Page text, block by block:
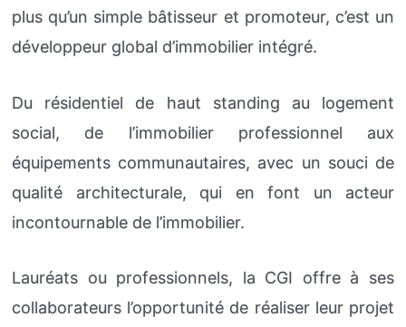
plus qu’un simple bâtisseur et promoteur, c’est un
développeur global d’immobilier intégré.
Du résidentiel de haut standing au logement
social, de l’immobilier professionnel aux
équipements communautaires, avec un souci de
qualité architecturale, qui en font un acteur
incontournable de l’immobilier.
Lauréats ou professionnels, la CGI offre à ses
collaborateurs l’opportunité de réaliser leur projet